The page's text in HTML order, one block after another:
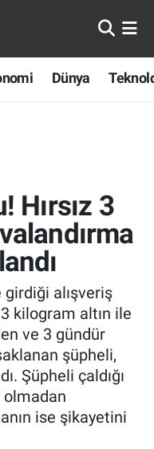
Dünya
Hırsız 3
alışveriş
kilogram altın ile
ve 3 gündür
şüpheli,
Şüpheli çaldığı
olmadan
ise şikayetini